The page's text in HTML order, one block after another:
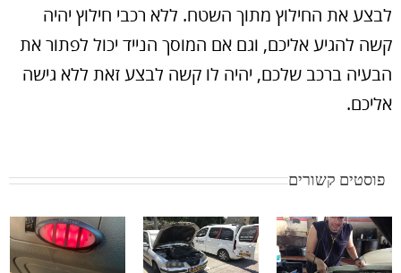
לבצע את החילוץ מתוך השטח. ללא רכבי חילוץ יהיה
קשה להגיע אליכם, וגם אם המוסך הנייד יכול לפתור את
הבעיה ברכב שלכם, יהיה לו קשה לבצע זאת ללא גישה
אליכם.
פוסטים קשורים